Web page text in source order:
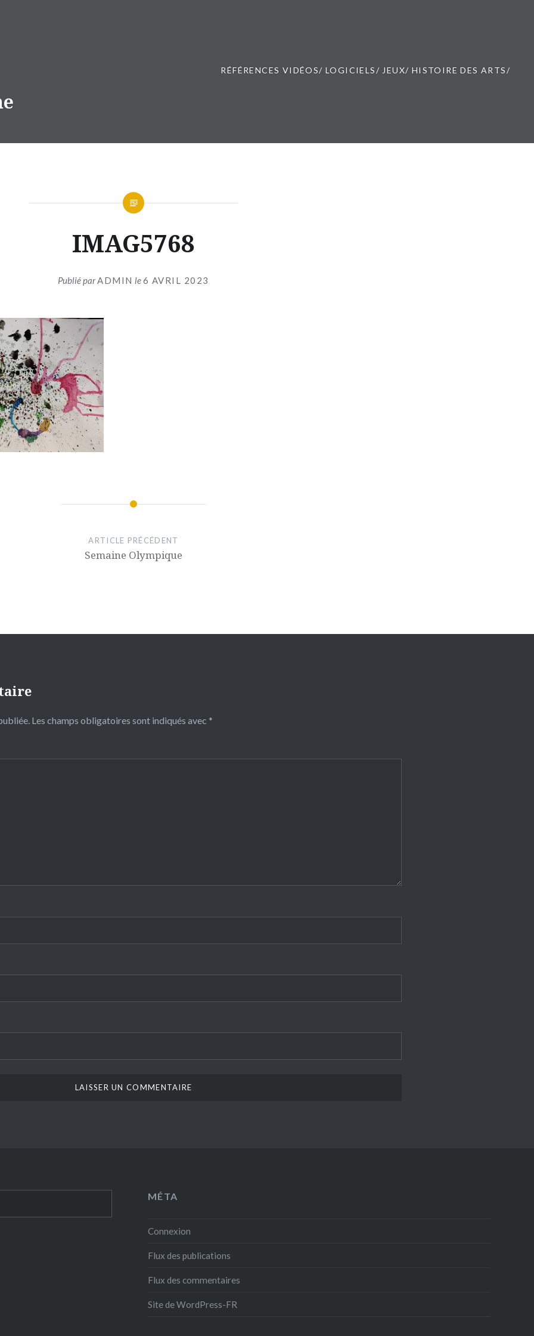
RÉFÉRENCES VIDÉOS/ LOGICIELS/ JEUX/ HISTOIRE DES ARTS/
IMAG5768
Publié parADMIN le6 AVRIL 2023
ARTICLE PRÉCÉDENT
Semaine Olympique
Les champs obligatoires sont indiqués avec *
MÉTA
Connexion
Flux des publications
Flux des commentaires
Site de WordPress-FR